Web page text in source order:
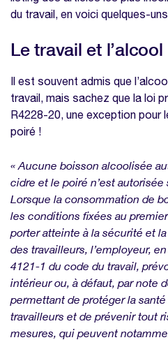
Les mineurs dans le
Nos modèles à
Modèle planning
Modèle calcul des
du travail, en voici quelques-
Le travail et l’alcool
Il est souvent admis que
travail, mais sachez que la loi
R4228-20, une exception pour
poiré !
« Aucune boisson alcoolisée
cidre et le poiré n’est autorisée
Lorsque la consommation de
les conditions fixées au
porter atteinte à la sécurité et
des travailleurs, l’employeur,
4121-1 du code du travail,
intérieur ou, à défaut, par note
permettant de protéger la
travailleurs et de prévenir tout
mesures, qui peuvent